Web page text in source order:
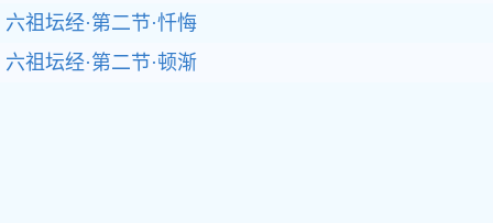
六祖坛经·第二节·忏悔
六祖坛经·第二节·顿渐